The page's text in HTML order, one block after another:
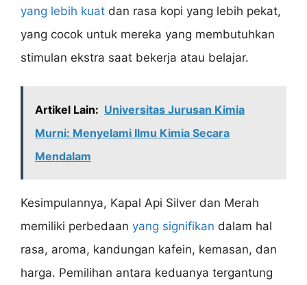
yang lebih kuat dan rasa kopi yang lebih pekat,
yang cocok untuk mereka yang membutuhkan
stimulan ekstra saat bekerja atau belajar.
Artikel Lain: Universitas Jurusan Kimia
Murni: Menyelami Ilmu Kimia Secara
Mendalam
Kesimpulannya, Kapal Api Silver dan Merah
memiliki perbedaan yang signifikan dalam hal
rasa, aroma, kandungan kafein, kemasan, dan
harga. Pemilihan antara keduanya tergantung